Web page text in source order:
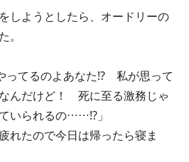
しようとしたら、オードリーの
。
ってるのよあなた⁉ 私が思って
んだけど！ 死に至る激務じゃ
いられるの……⁉」
れたので今日は帰ったら寝ま